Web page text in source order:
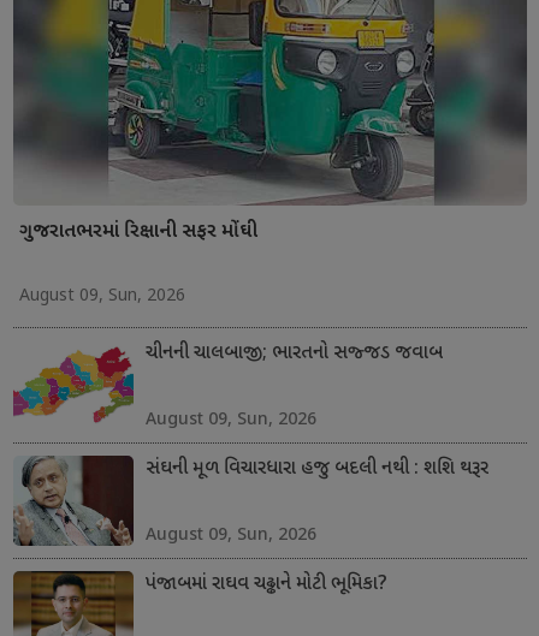
ગુજરાતભરમાં રિક્ષાની સફર મોંઘી
August 09, Sun, 2026
ચીનની ચાલબાજી; ભારતનો સજ્જડ જવાબ
August 09, Sun, 2026
સંઘની મૂળ વિચારધારા હજુ બદલી નથી : શશિ થરૂર
August 09, Sun, 2026
પંજાબમાં રાઘવ ચઢ્ઢાને મોટી ભૂમિકા?